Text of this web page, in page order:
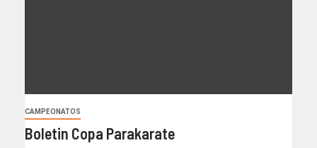
CAMPEONATOS
Boletin Copa Parakarate